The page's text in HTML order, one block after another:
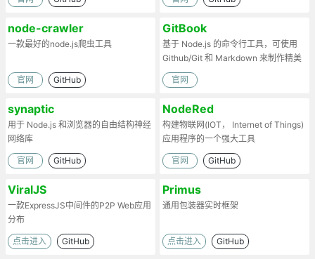
node-crawler
一款最好的node.js爬虫工具
官网 GitHub
GitBook
基于 Node.js 的命令行工具，可使用
Github/Git 和 Markdown 来制作精美
的电子书。
官网
synaptic
用于 Node.js 和浏览器的自由结构神经
网络库
官网 GitHub
NodeRed
构建物联网(IOT， Internet of Things)
应用程序的一个强大工具
官网 GitHub
ViralJS
一款ExpressJS中间件的P2P Web应用
分布
点击进入 GitHub
Primus
通用包装器实时框架
点击进入 GitHub